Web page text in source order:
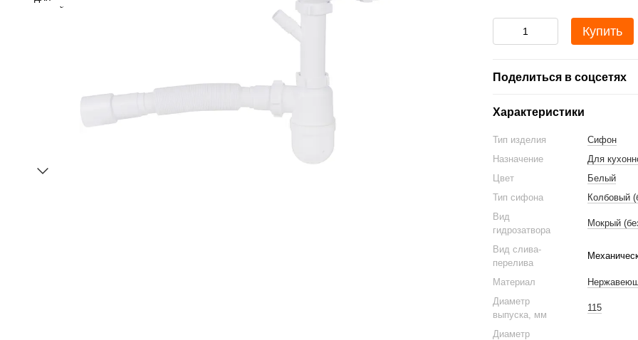
Купить
Поделиться в соцсетях
Характеристики
Тип изделия
Сифон
Назначение
Для
Цвет
Белый
Тип сифона
Колбовый
Вид
гидрозатвора
Мокрый
Вид слива-
перелива
Материал
Диаметр
выпуска, мм
115
Диаметр